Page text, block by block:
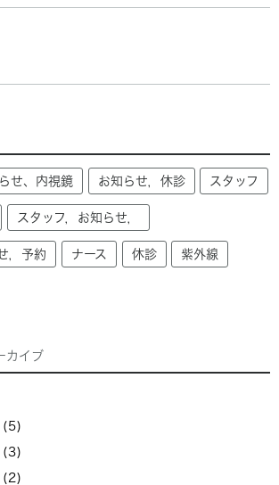
せ、内視鏡 お知らせ，休診 スタッフ
スタッフ，お知らせ，
，予約 ナース 休診 紫外線
カイブ
(5)
(3)
(2)